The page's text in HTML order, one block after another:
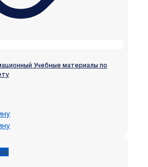
Учебные материалы по